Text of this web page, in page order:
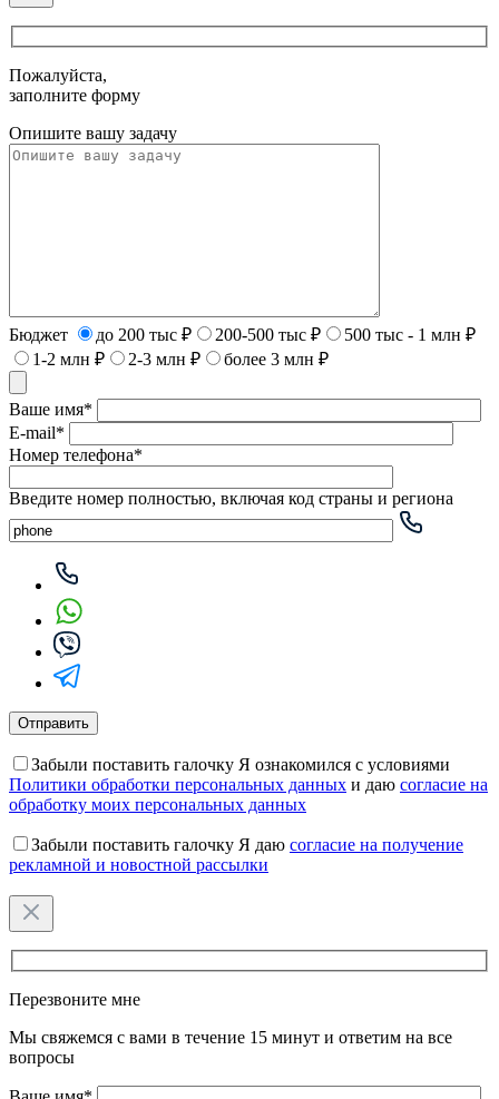
Пожалуйста,
заполните форму
Опишите вашу задачу
Бюджет до 200 тыс ₽ 200-500 тыс ₽
500 тыс - 1 млн ₽
1-2 млн ₽
2-3 млн ₽ более 3 млн ₽
Ваше имя*
E-mail*
Номер телефона*
Введите номер полностью, включая код страны и региона
Забыли поставить галочку Я ознакомился с условиями
Политики обработки персональных данных и даю согласие на
обработку моих персональных данных
Забыли поставить галочку Я даю согласие на получение
рекламной и новостной рассылки
Оставьте
это
Перезвоните мне
Мы свяжемся с вами в течение 15 минут и ответим на все
вопросы